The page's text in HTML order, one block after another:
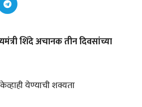
शिंदे अचानक तीन दिवसांच्या
येण्याची शक्यता